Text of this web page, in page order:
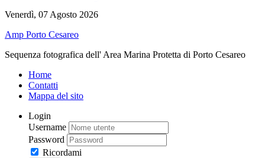
Venerdì, 07 Agosto 2026
Amp Porto Cesareo
Sequenza fotografica dell' Area Marina Protetta di Porto Cesareo
Home
Contatti
Mappa del sito
Login
Username
Password
Ricordami